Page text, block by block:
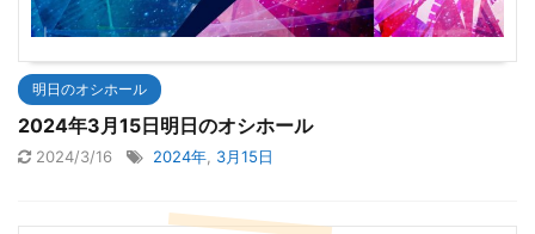
明日のオシホール
2024年3月15日明日のオシホール
2024/3/16 2024年, 3月15日